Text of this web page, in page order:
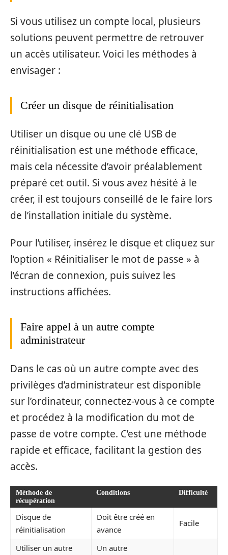
Si vous utilisez un compte local, plusieurs
solutions peuvent permettre de retrouver
un accès utilisateur. Voici les méthodes à
envisager :
Créer un disque de réinitialisation
Utiliser un disque ou une clé USB de
réinitialisation est une méthode efficace,
mais cela nécessite d’avoir préalablement
préparé cet outil. Si vous avez hésité à le
créer, il est toujours conseillé de le faire lors
de l’installation initiale du système.
Pour l’utiliser, insérez le disque et cliquez sur
l’option « Réinitialiser le mot de passe » à
l’écran de connexion, puis suivez les
instructions affichées.
Faire appel à un autre compte
administrateur
Dans le cas où un autre compte avec des
privilèges d’administrateur est disponible
sur l’ordinateur, connectez-vous à ce compte
et procédez à la modification du mot de
passe de votre compte. C’est une méthode
rapide et efficace, facilitant la gestion des
accès.
Méthode de
récupération
Conditions Difficulté
Disque de
réinitialisation
Doit être créé en
avance
Facile
Utiliser un autre
Un autre